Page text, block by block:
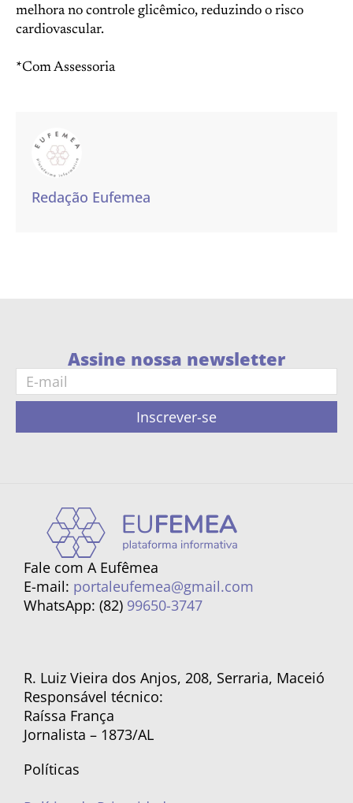
melhora no controle glicêmico, reduzindo o risco
cardiovascular.
*Com Assessoria
Redação Eufemea
Assine nossa newsletter
Inscrever-se
Fale com A Eufêmea
E-mail: portaleufemea@gmail.com
WhatsApp: (82) 99650-3747
R. Luiz Vieira dos Anjos, 208, Serraria, Maceió
Responsável técnico:
Raíssa França
Jornalista – 1873/AL
Políticas